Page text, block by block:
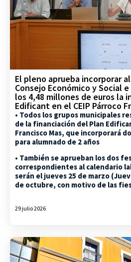
El pleno aprueba incorporar
Consejo Económico y Social
los 4,48 millones de euros la
Edificant en el CEIP Párroco
• Todos los grupos municipales
de la financiación del Plan
Francisco Mas, que incorporará
para alumnado de 2 años
• También se aprueban los dos
correspondientes al calendario
serán el jueves 25 de marzo
de octubre, con motivo de las
29 julio 2026